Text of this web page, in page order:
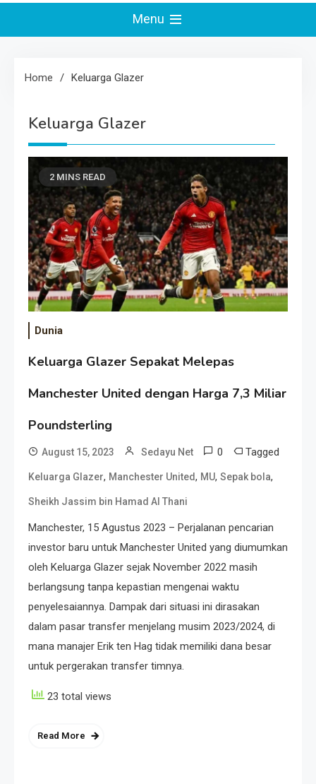
Menu
Home Keluarga Glazer
Keluarga Glazer
2 MINS READ
Dunia
Keluarga Glazer Sepakat Melepas
Manchester United dengan Harga 7,3 Miliar
Poundsterling
August 15, 2023 Sedayu Net 0 Tagged
Keluarga Glazer, Manchester United, MU, Sepak bola,
Sheikh Jassim bin Hamad Al Thani
Manchester, 15 Agustus 2023 – Perjalanan pencarian
investor baru untuk Manchester United yang diumumkan
oleh Keluarga Glazer sejak November 2022 masih
berlangsung tanpa kepastian mengenai waktu
penyelesaiannya. Dampak dari situasi ini dirasakan
dalam pasar transfer menjelang musim 2023/2024, di
mana manajer Erik ten Hag tidak memiliki dana besar
untuk pergerakan transfer timnya.
23 total views
Read More